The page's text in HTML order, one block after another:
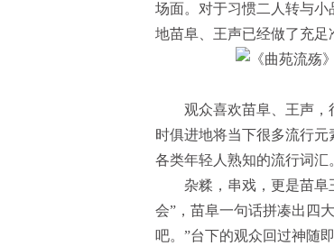
场面。对于习惯二人转与
地苗阜、王声已经做了充足
观众喜欢苗阜、王声
时俱进地将当下很多流行
各类年轻人熟知的流行词汇
杂糅，串戏，更是苗阜
会”，苗阜一句话拼凑出四
吧。”台下的观众回过神随